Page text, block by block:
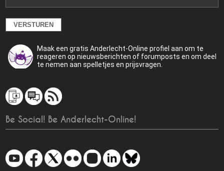
Maak een gratis Anderlecht-Online profiel aan om te
reageren op nieuwsberichten of forumposts en om deel
te nemen aan spelletjes en prijsvragen.
Be Social! Be Anderlecht-Online!